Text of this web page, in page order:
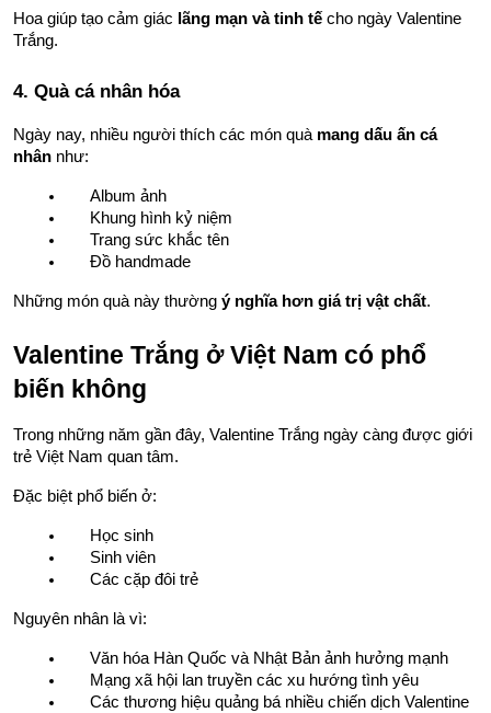
Hoa giúp tạo cảm giác lãng mạn và tinh tế cho ngày Valentine
Trắng.
4. Quà cá nhân hóa
Ngày nay, nhiều người thích các món quà mang dấu ấn cá
nhân như:
Album ảnh
Khung hình kỷ niệm
Trang sức khắc tên
Đồ handmade
Những món quà này thường ý nghĩa hơn giá trị vật chất.
Valentine Trắng ở Việt Nam có phổ
biến không
Trong những năm gần đây, Valentine Trắng ngày càng được giới
trẻ Việt Nam quan tâm.
Đặc biệt phổ biến ở:
Học sinh
Sinh viên
Các cặp đôi trẻ
Nguyên nhân là vì:
Văn hóa Hàn Quốc và Nhật Bản ảnh hưởng mạnh
Mạng xã hội lan truyền các xu hướng tình yêu
Các thương hiệu quảng bá nhiều chiến dịch Valentine